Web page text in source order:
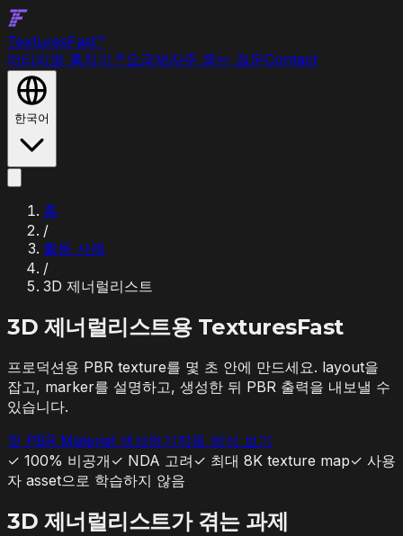
TexturesFast™
머티리얼 훔치기 ↗ 요금제자주 묻는 질문Contact
한국어
홈
/
활용 사례
/
3D 제너럴리스트
3D 제너럴리스트용 TexturesFast
프로덕션용 PBR texture를 몇 초 안에 만드세요. layout을
잡고, marker를 설명하고, 생성한 뒤 PBR 출력을 내보낼 수
있습니다.
첫 PBR Material 생성하기작동 방식 보기
✓ 100% 비공개 ✓ NDA 고려 ✓ 최대 8K texture map✓ 사용
자 asset으로 학습하지 않음
3D 제너럴리스트가 겪는 과제